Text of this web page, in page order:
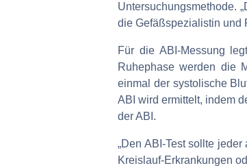
Untersuchungsmethode.
die Gefäßspezialistin und
Für die ABI-Messung
Ruhephase werden die
einmal der systolische
ABI wird ermittelt, indem
der ABI.
„Den ABI-Test sollte
Kreislauf-Erkrankungen